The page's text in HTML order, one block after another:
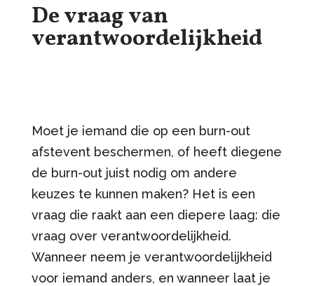
De vraag van
verantwoordelijkheid
Moet je iemand die op een burn-out
afstevent beschermen, of heeft diegene
de burn-out juist nodig om andere
keuzes te kunnen maken? Het is een
vraag die raakt aan een diepere laag: die
vraag over verantwoordelijkheid.
Wanneer neem je verantwoordelijkheid
voor iemand anders, en wanneer laat je